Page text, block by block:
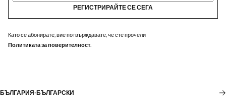
РЕГИСТРИРАЙТЕ СЕ СЕГА
Като се абонирате, вие потвърждавате, че сте прочели
Политиката за поверителност.
БЪЛГАРИЯ·БЪЛГАРСКИ